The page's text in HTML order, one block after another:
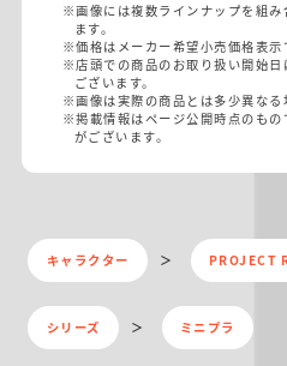
※画像には複数ラインナップを組
ます。
※価格はメーカー希望小売価格表示
※店頭での商品のお取り扱い開始日
ございます。
※画像は実際の商品とは多少異なる
※掲載情報はページ公開時点のもの
がございます。
キャラクター PROJECT
シリーズ ミニプラ